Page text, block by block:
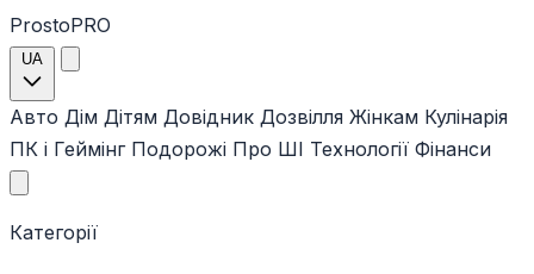
ProstoPRO
UA
Авто Дім Дітям Довідник Дозвілля Жінкам Кулінарія
ПК і Геймінг Подорожі Про ШІ Технології Фінанси
Категорії